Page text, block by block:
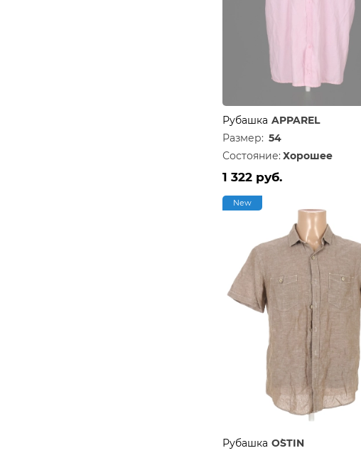
Рубашка APPAREL
Размер: 54
Состояние: Хорошее
1 322 руб.
New
Рубашка O`STIN